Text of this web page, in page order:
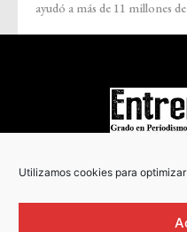
Utilizamos cookies para
ayudó a más de 11 millones de